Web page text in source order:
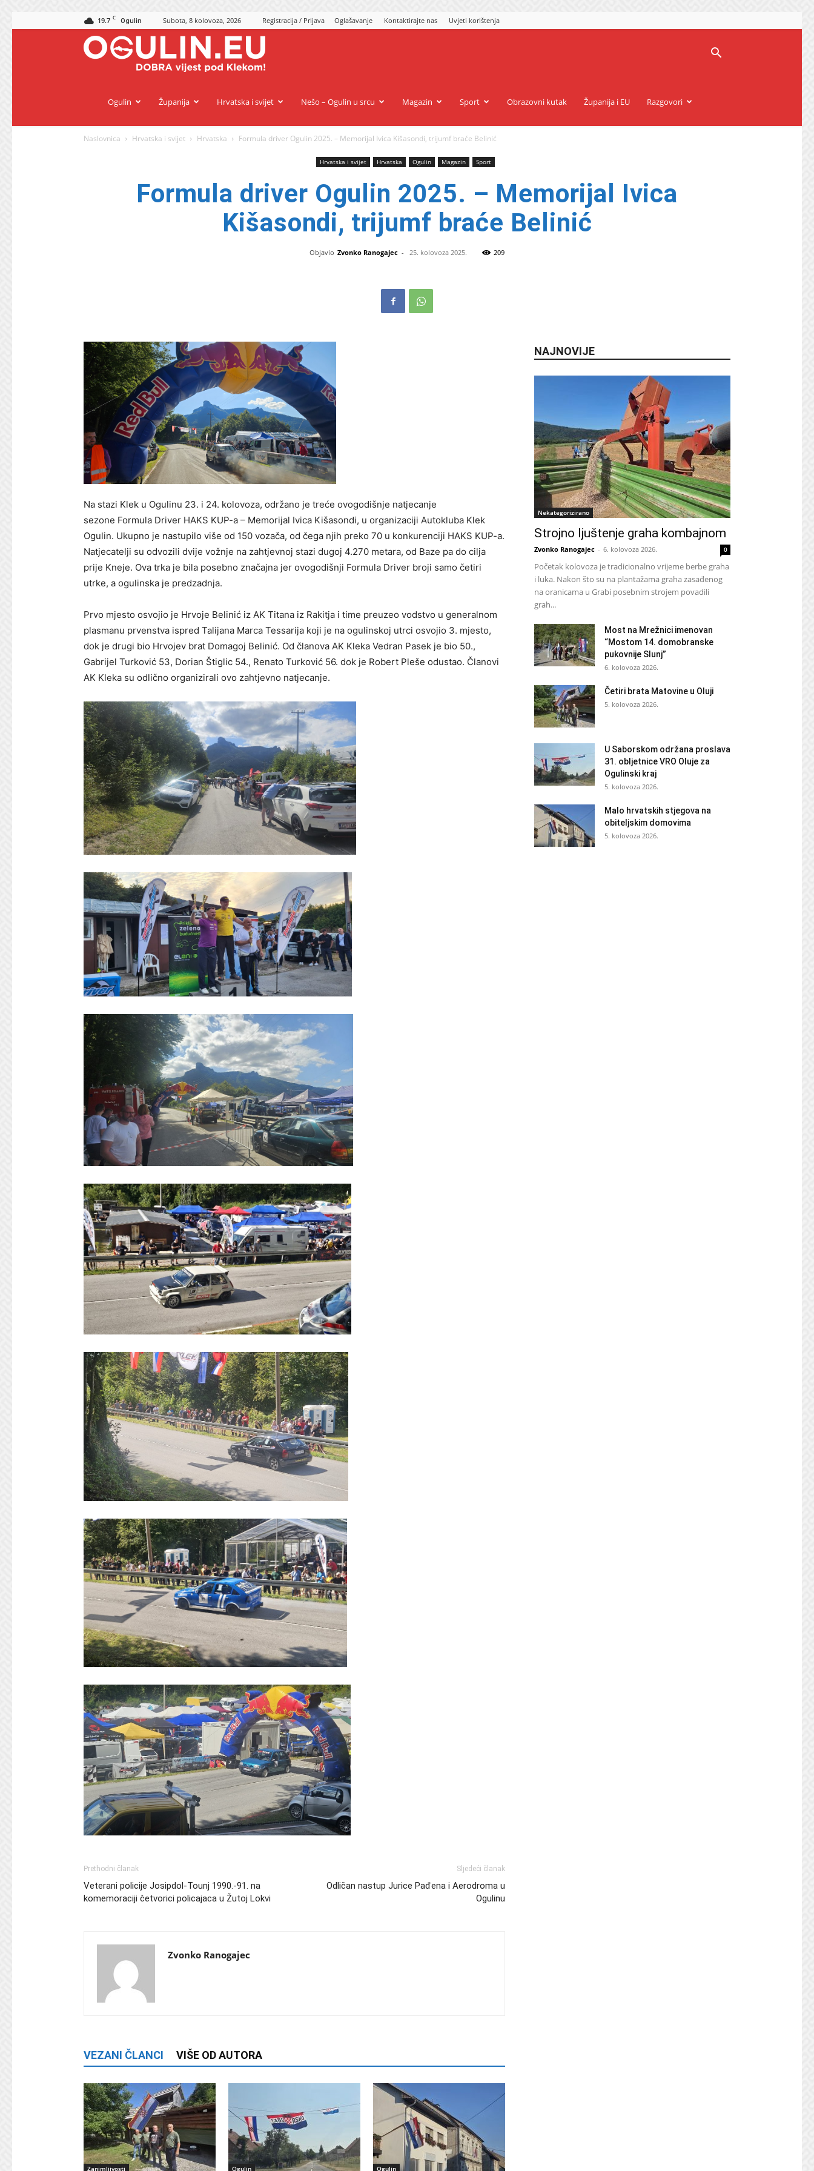
19.7 C Ogulin Subota, 8 kolovoza, 2026 Registracija / Prijava Oglašavanje Kontaktirajte nas Uvjeti korištenja
Ogulin.eu
Ogulin Županija Hrvatska i svijet Nešo – Ogulin u srcu Magazin Sport Obrazovni kutak Županija i EU Razgovori
Naslovnica Hrvatska i svijet Hrvatska Formula driver Ogulin 2025. – Memorijal Ivica Kišasondi, trijumf braće Belinić
Hrvatska i svijet Hrvatska Ogulin Magazin Sport
Formula driver Ogulin 2025. – Memorijal Ivica
Kišasondi, trijumf braće Belinić
Objavio Zvonko Ranogajec - 25. kolovoza 2025. 209
Na stazi Klek u Ogulinu 23. i 24. kolovoza, održano je treće ovogodišnje natjecanje
sezone Formula Driver HAKS KUP-a – Memorijal Ivica Kišasondi, u organizaciji Autokluba Klek
Ogulin. Ukupno je nastupilo više od 150 vozača, od čega njih preko 70 u konkurenciji HAKS KUP-a.
Natjecatelji su odvozili dvije vožnje na zahtjevnoj stazi dugoj 4.270 metara, od Baze pa do cilja
prije Kneje. Ova trka je bila posebno značajna jer ovogodišnji Formula Driver broji samo četiri
utrke, a ogulinska je predzadnja.
Prvo mjesto osvojio je Hrvoje Belinić iz AK Titana iz Rakitja i time preuzeo vodstvo u generalnom
plasmanu prvenstva ispred Talijana Marca Tessarija koji je na ogulinskoj utrci osvojio 3. mjesto,
dok je drugi bio Hrvojev brat Domagoj Belinić. Od članova AK Kleka Vedran Pasek je bio 50.,
Gabrijel Turković 53, Dorian Štiglic 54., Renato Turković 56. dok je Robert Pleše odustao. Članovi
AK Kleka su odlično organizirali ovo zahtjevno natjecanje.
Prethodni članak
Veterani policije Josipdol-Tounj 1990.-91. na
komemoraciji četvorici policajaca u Žutoj Lokvi
Sljedeći članak
Odličan nastup Jurice Pađena i Aerodroma u
Ogulinu
Zvonko Ranogajec
VEZANI ČLANCI VIŠE OD AUTORA
Zanimljivosti Ogulin Ogulin
NAJNOVIJE
Nekategorizirano
Strojno ljuštenje graha kombajnom
Zvonko Ranogajec - 6. kolovoza 2026. 0
Početak kolovoza je tradicionalno vrijeme berbe graha
i luka. Nakon što su na plantažama graha zasađenog
na oranicama u Grabi posebnim strojem povadili
grah...
Most na Mrežnici imenovan
“Mostom 14. domobranske
pukovnije Slunj”
6. kolovoza 2026.
Četiri brata Matovine u Oluji
5. kolovoza 2026.
U Saborskom održana proslava
31. obljetnice VRO Oluje za
Ogulinski kraj
5. kolovoza 2026.
Malo hrvatskih stjegova na
obiteljskim domovima
5. kolovoza 2026.